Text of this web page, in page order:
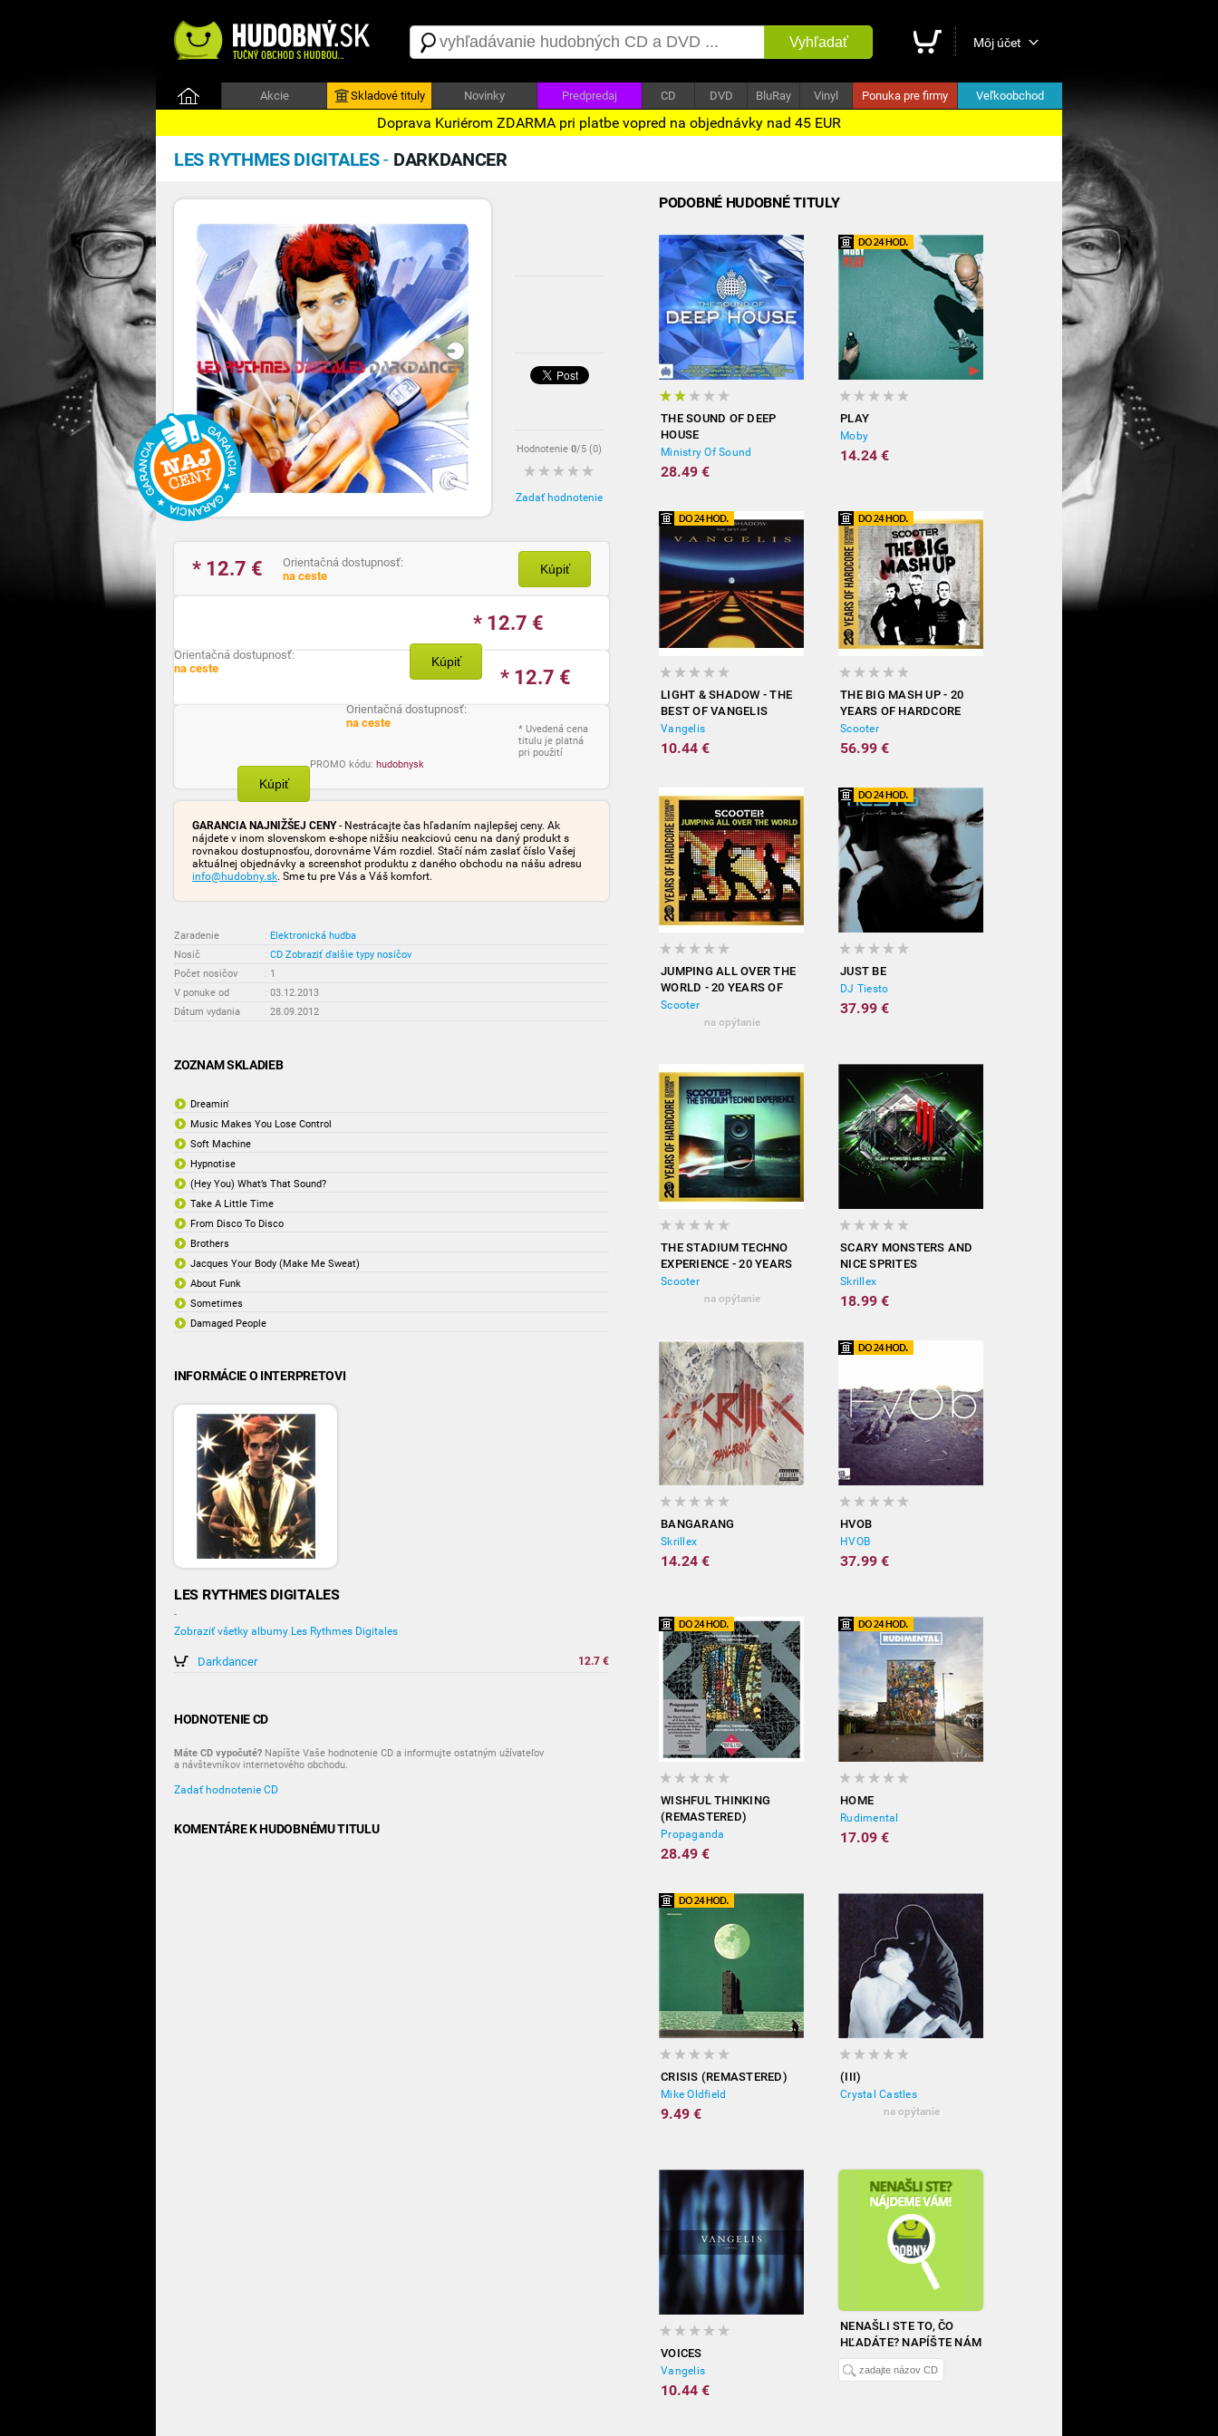
Vyhľadať Môj účet
Akcie Skladové tituly Novinky Predpredaj CD DVD BluRay Vinyl Ponuka pre firmy Veľkoobchod
Doprava Kuriérom ZDARMA pri platbe vopred na objednávky nad 45 EUR
LES RYTHMES DIGITALES- DARKDANCER
Hodnotenie 0/5 (0)
Zadať hodnotenie
* 12.7 €
Orientačná dostupnosť:
na ceste
Kúpiť
* 12.7 €
Orientačná dostupnosť:
na ceste
Kúpiť
* 12.7 €
Orientačná dostupnosť:
na ceste
Kúpiť
* Uvedená cena
titulu je platná
pri použití
PROMO kódu: hudobnysk
GARANCIA NAJNIŽŠEJ CENY- Nestrácajte čas hľadaním najlepšej ceny. Ak
nájdete v inom slovenskom e-shope nižšiu neakciovú cenu na daný produkt s
rovnakou dostupnosťou, dorovnáme Vám rozdiel. Stačí nám zaslať číslo Vašej
aktuálnej objednávky a screenshot produktu z daného obchodu na nášu adresu
info@hudobny.sk. Sme tu pre Vás a Váš komfort.
Zaradenie : Elektronická hudba
Nosič
: CD Zobraziť ďalšie typy nosičov
Počet nosičov
: 1
V ponuke od
: 03.12.2013
Dátum vydania
: 28.09.2012
ZOZNAM SKLADIEB
Dreamin'
Music Makes You Lose Control
Soft Machine
Hypnotise
(Hey You) What’s That Sound?
Take A Little Time
From Disco To Disco
Brothers
Jacques Your Body (Make Me Sweat)
About Funk
Sometimes
Damaged People
INFORMÁCIE O INTERPRETOVI
LES RYTHMES DIGITALES
-
Zobraziť všetky albumy Les Rythmes Digitales
Darkdancer 12.7 €
HODNOTENIE CD
Máte CD vypočuté? Napíšte Vaše hodnotenie CD a informujte ostatným užívateľov
a návštevníkov internetového obchodu.
Zadať hodnotenie CD
KOMENTÁRE K HUDOBNÉMU TITULU
PODOBNÉ HUDOBNÉ TITULY
THE SOUND OF DEEP
HOUSE
Ministry Of Sound
28.49 €
PLAY
Moby
14.24 €
LIGHT & SHADOW - THE
BEST OF VANGELIS
Vangelis
10.44 €
THE BIG MASH UP - 20
YEARS OF HARDCORE
(EXPANDED EDITION)
Scooter
56.99 €
JUMPING ALL OVER THE
WORLD - 20 YEARS OF
HARDCORE (EXPANDED
EDITION)
Scooter
na opýtanie
JUST BE
DJ Tiesto
37.99 €
THE STADIUM TECHNO
EXPERIENCE - 20 YEARS
OF HARDCORE
(EXPANDED EDITION)
Scooter
na opýtanie
SCARY MONSTERS AND
NICE SPRITES
Skrillex
18.99 €
BANGARANG
Skrillex
14.24 €
HVOB
HVOB
37.99 €
WISHFUL THINKING
(REMASTERED)
Propaganda
28.49 €
HOME
Rudimental
17.09 €
CRISIS (REMASTERED)
Mike Oldfield
9.49 €
(III)
Crystal Castles
na opýtanie
VOICES
Vangelis
10.44 €
NENAŠLI STE TO, ČO
HĽADÁTE? NAPÍŠTE NÁM